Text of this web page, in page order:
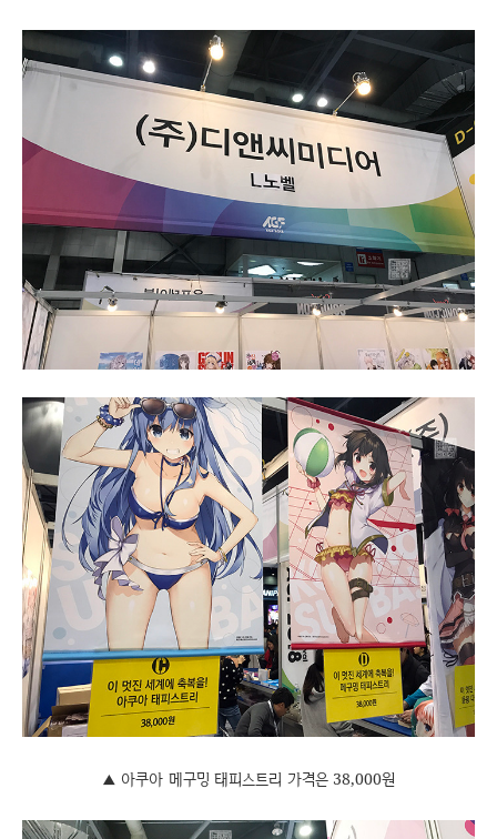
▲ 아쿠아 메구밍 태피스트리 가격은 38,000원